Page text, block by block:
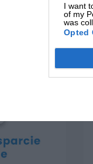
I want
of my
was
Opted